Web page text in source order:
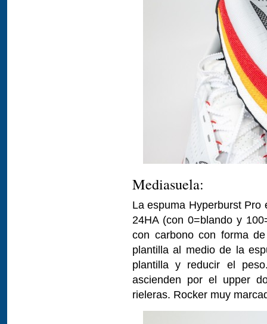
Mediasuela:
La espuma Hyperburst Pro
24HA (con 0=blando y
con carbono con forma
plantilla al medio de la
plantilla y reducir el
ascienden por el upper
rieleras. Rocker muy